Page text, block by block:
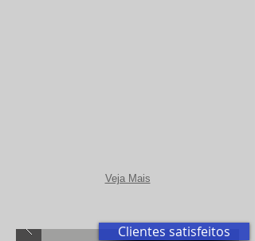
Veja Mais
Clientes satisfeitos